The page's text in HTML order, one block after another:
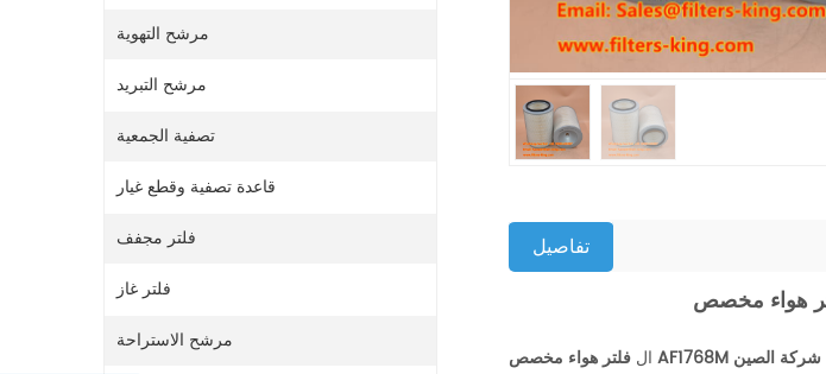
مرشح التهوية
مرشح التبريد
تصفية الجمعية
قاعدة تصفية وقطع غيار
فلتر مجفف
فلتر غاز
مرشح الاستراحة
تفاصيل
ال فلتر هواء مخصص AF1768M شركة الصين